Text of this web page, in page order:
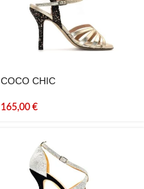
COCO CHIC
165,00 €